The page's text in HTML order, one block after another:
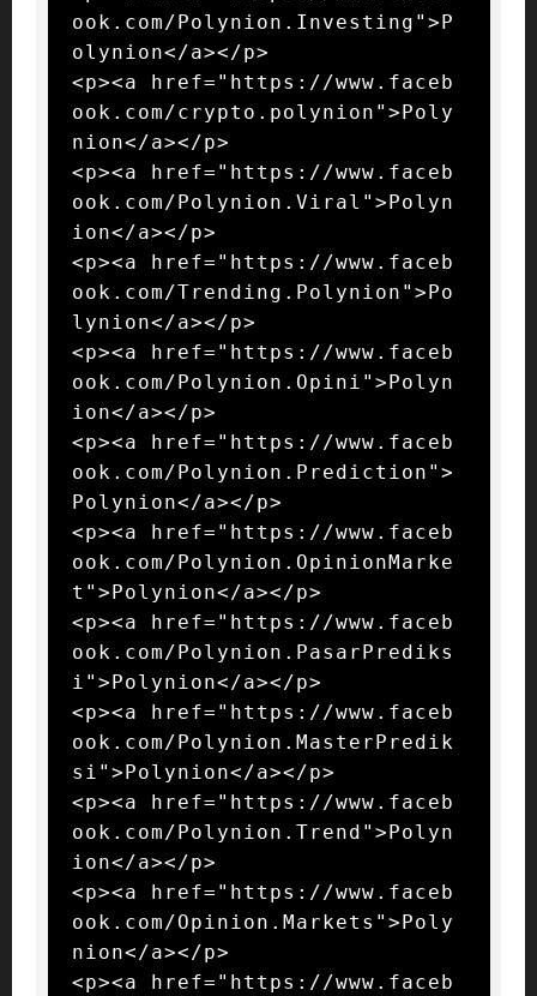
ook.com/Polynion.Investing">P
olynion</a></p>
<p><a href="https://www.faceb
ook.com/crypto.polynion">Poly
nion</a></p>
<p><a href="https://www.faceb
ook.com/Polynion.Viral">Polyn
ion</a></p>
<p><a href="https://www.faceb
ook.com/Trending.Polynion">Po
lynion</a></p>
<p><a href="https://www.faceb
ook.com/Polynion.Opini">Polyn
ion</a></p>
<p><a href="https://www.faceb
ook.com/Polynion.Prediction">
Polynion</a></p>
<p><a href="https://www.faceb
ook.com/Polynion.OpinionMarke
t">Polynion</a></p>
<p><a href="https://www.faceb
ook.com/Polynion.PasarPrediks
i">Polynion</a></p>
<p><a href="https://www.faceb
ook.com/Polynion.MasterPredik
si">Polynion</a></p>
<p><a href="https://www.faceb
ook.com/Polynion.Trend">Polyn
ion</a></p>
<p><a href="https://www.faceb
ook.com/Opinion.Markets">Poly
nion</a></p>
<p><a href="https://www.faceb